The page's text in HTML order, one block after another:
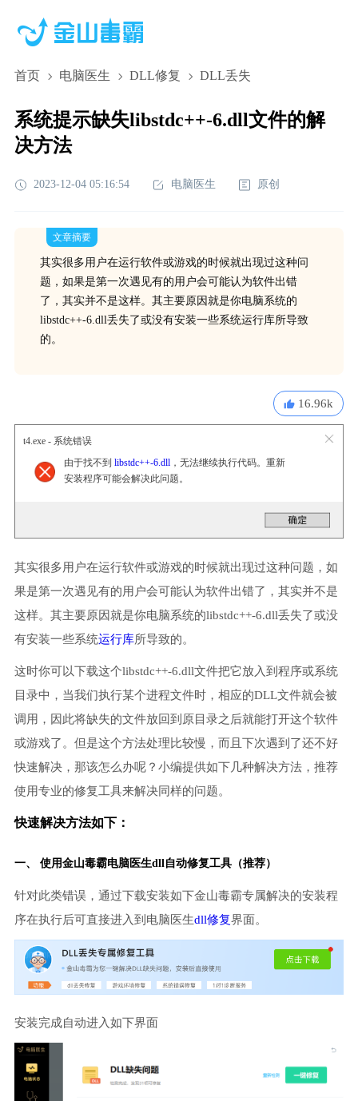
首页 电脑医生 DLL修复 DLL丢失
系统提示缺失libstdc++-6.dll文件的解
决方法
2023-12-04 05:16:54 电脑医生 原创
文章摘要
其实很多用户在运行软件或游戏的时候就出现过这种问
题，如果是第一次遇见有的用户会可能认为软件出错
了，其实并不是这样。其主要原因就是你电脑系统的
libstdc++-6.dll丢失了或没有安装一些系统运行库所导致
的。
16.96k
t4.exe - 系统错误
由于找不到 libstdc++-6.dll，无法继续执行代码。重新
安装程序可能会解决此问题。
其实很多用户在运行软件或游戏的时候就出现过这种问题，如
果是第一次遇见有的用户会可能认为软件出错了，其实并不是
这样。其主要原因就是你电脑系统的libstdc++-6.dll丢失了或没
有安装一些系统运行库所导致的。
这时你可以下载这个libstdc++-6.dll文件把它放入到程序或系统
目录中，当我们执行某个进程文件时，相应的DLL文件就会被
调用，因此将缺失的文件放回到原目录之后就能打开这个软件
或游戏了。但是这个方法处理比较慢，而且下次遇到了还不好
快速解决，那该怎么办呢？小编提供如下几种解决方法，推荐
使用专业的修复工具来解决同样的问题。
快速解决方法如下：
一、 使用金山毒霸电脑医生dll自动修复工具（推荐）
针对此类错误，通过下载安装如下金山毒霸专属解决的安装程
序在执行后可直接进入到电脑医生dll修复界面。
安装完成自动进入如下界面